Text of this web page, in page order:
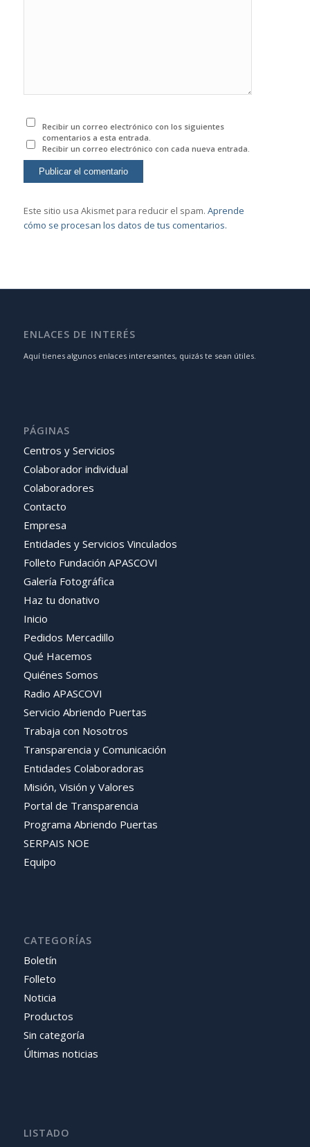
Recibir un correo electrónico con los siguientes
comentarios a esta entrada.
Recibir un correo electrónico con cada nueva entrada.
Este sitio usa Akismet para reducir el spam. Aprende
cómo se procesan los datos de tus comentarios.
ENLACES DE INTERÉS
Aquí tienes algunos enlaces interesantes, quizás te sean útiles.
PÁGINAS
Centros y Servicios
Colaborador individual
Colaboradores
Contacto
Empresa
Entidades y Servicios Vinculados
Folleto Fundación APASCOVI
Galería Fotográfica
Haz tu donativo
Inicio
Pedidos Mercadillo
Qué Hacemos
Quiénes Somos
Radio APASCOVI
Servicio Abriendo Puertas
Trabaja con Nosotros
Transparencia y Comunicación
Entidades Colaboradoras
Misión, Visión y Valores
Portal de Transparencia
Programa Abriendo Puertas
SERPAIS NOE
Equipo
CATEGORÍAS
Boletín
Folleto
Noticia
Productos
Sin categoría
Últimas noticias
LISTADO